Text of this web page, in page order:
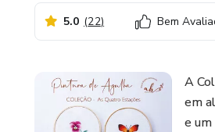
5.0 (22) Bem
A
em
e